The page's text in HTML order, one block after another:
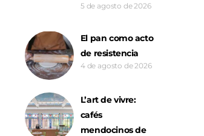
5 de agosto de 2026
El pan como acto
de resistencia
4 de agosto de 2026
L’art de vivre:
cafés
mendocinos de